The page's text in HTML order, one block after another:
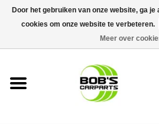
KS TOOLS
Door het gebruiken van onze website, ga
cookies om onze website te verbeteren.
Meer over